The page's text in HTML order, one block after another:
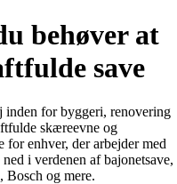
behøver at
save
for byggeri, renovering
skæreevne og
for enhver, der arbejder med
i verdenen af bajonetsave,
og mere.